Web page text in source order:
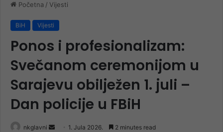
Početna / Vijesti
BiH Vijesti
Ponos i profesionalizam:
Svečanom ceremonijom u
Sarajevu obilježen 1. juli –
Dan policije u FBiH
nkglavni
Send 1. Jula 2026. 2 minutes read